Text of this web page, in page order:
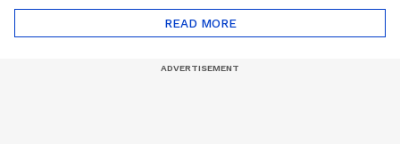
ള്‍ക്കൊപ്പം
READ MORE